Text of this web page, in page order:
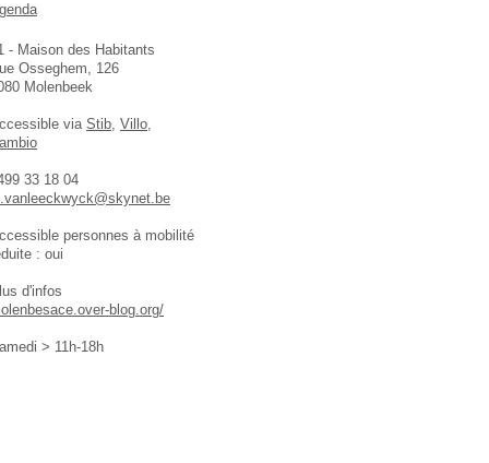
- Maison des Habitants
Osseghem, 126
Molenbeek
via Stib, Villo,
33 18 04
personnes à mobilité
: oui
d'infos
blog.org/
> 11h-18h